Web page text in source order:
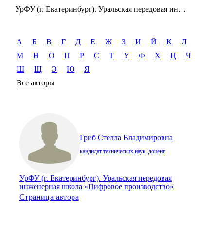
УрФУ (г. Екатеринбург). Уральская передовая инженерная школа «Цифровое производство»
А Б В Г Д Е Ж З И Й К
Л
М
Н О П Р С Т У Ф Х Ц
Ч
Ш
Щ Э Ю
Я
Все авторы
Гриб Стелла Владимировна
кандидат технических наук, доцент
УрФУ (г. Екатеринбург). Уральская передовая
инженерная школа «Цифровое производство»
Страница автора